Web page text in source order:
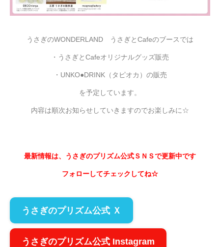
うさぎのWONDERLAND うさぎとCafeのブースでは
・うさぎとCafeオリジナルグッズ販売
・UNKO●DRINK（タピオカ）の販売
を予定しています。
内容は順次お知らせしていきますのでお楽しみに☆
最新情報は、うさぎのプリズム公式ＳＮＳで更新中です
フォローしてチェックしてね☆
うさぎのプリズム公式 Ｘ
うさぎのプリズム公式 Instagram